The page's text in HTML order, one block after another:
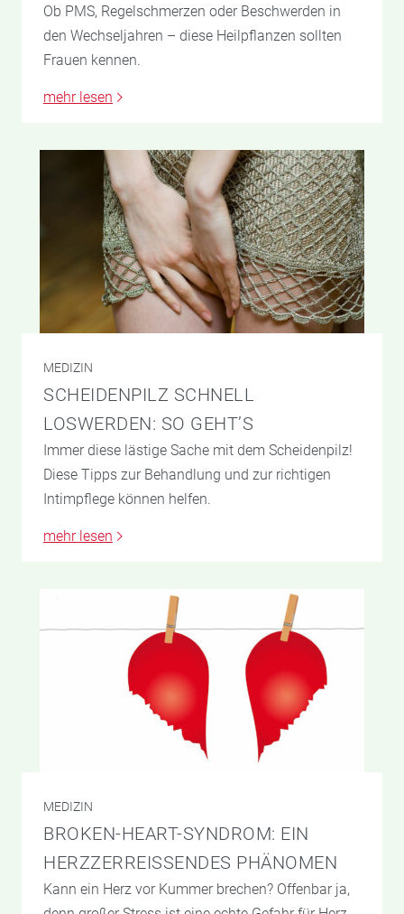
Ob PMS, Regelschmerzen oder Beschwerden in
den Wechseljahren – diese Heilpflanzen sollten
Frauen kennen.
mehr lesen
MEDIZIN
SCHEIDENPILZ SCHNELL
LOSWERDEN: SO GEHT’S
Immer diese lästige Sache mit dem Scheidenpilz!
Diese Tipps zur Behandlung und zur richtigen
Intimpflege können helfen.
mehr lesen
MEDIZIN
BROKEN-HEART-SYNDROM: EIN
HERZZERREISSENDES PHÄNOMEN
Kann ein Herz vor Kummer brechen? Offenbar ja,